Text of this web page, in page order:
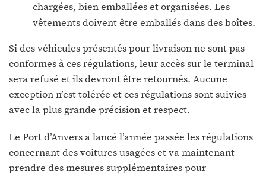
chargées, bien emballées et organisées. Les
vêtements doivent être emballés dans des boîtes.
Si des véhicules présentés pour livraison ne sont pas
conformes à ces régulations, leur accès sur le terminal
sera refusé et ils devront être retournés. Aucune
exception n’est tolérée et ces régulations sont suivies
avec la plus grande précision et respect.
Le Port d’Anvers a lancé l’année passée les régulations
concernant des voitures usagées et va maintenant
prendre des mesures supplémentaires pour